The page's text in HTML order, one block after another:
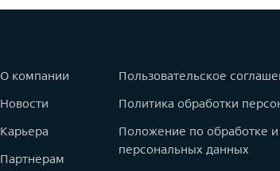
О компании
Новости
Карьера
Партнерам
Пользовательское
Политика обработки
Положение по обработке
персональных данных